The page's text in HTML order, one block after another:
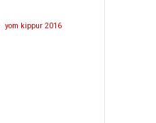
yom kippur 2016